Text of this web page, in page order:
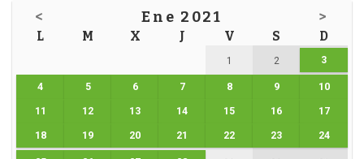
< Ene 2021 >
L M X J V S D
1 2 3
4 5 6 7 8 9 10
11 12 13 14 15 16 17
18 19 20 21 22 23 24